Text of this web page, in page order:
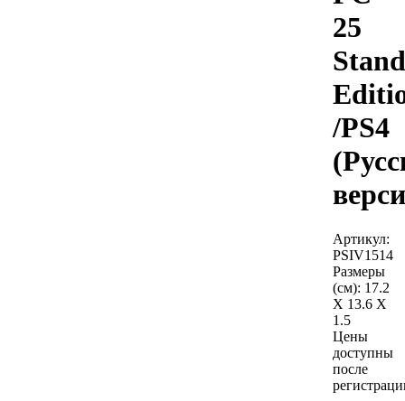
25
/PS4
Артикул:
PSIV1514
Размеры
(см): 17.2
X 13.6 X
1.5
Цены
доступны
после